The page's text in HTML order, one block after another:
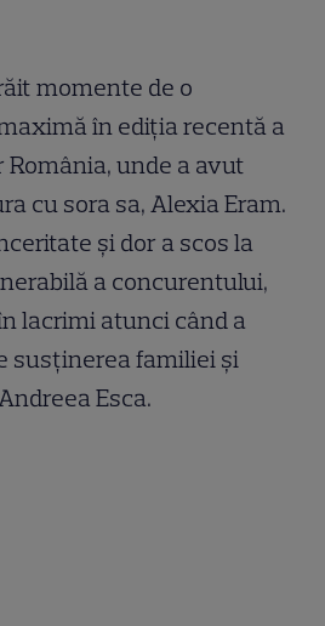
momente de o
în ediția recentă a
unde a avut
cu sora sa, Alexia Eram.
și dor a scos la
a concurentului,
lacrimi atunci când a
susținerea familiei și
Esca.